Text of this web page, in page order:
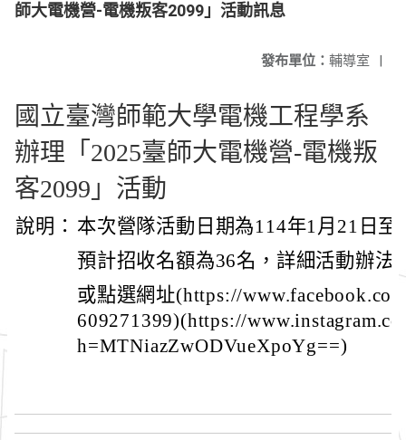
師大電機營-電機叛客2099」活動訊息
發布單位： 輔導室 |
國立臺灣師範大學電機工程學系
辦理「2025臺師大電機營-電機叛
客2099」活動
說明： 本次營隊活動日期為114年1月21日至
預計招收名額為36名，詳細活動辦法
或點選網址(https://
609271399)(https://
h=MTNiazZwODVueXpoYg==)